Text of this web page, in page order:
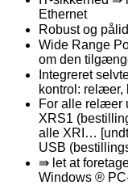
Ethernet
Robust og
Wide Range
om den
Integreret
kontrol: relæer,
For alle relæer
XRS1
alle XRI…
USB
⇛ let at
Windows ®